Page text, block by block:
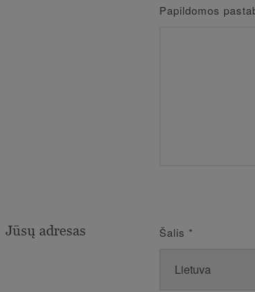
Papildomos
Jūsų adresas Šalis *